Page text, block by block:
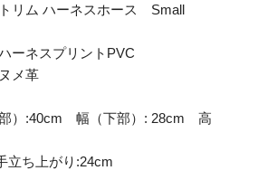
リム ハーネスホース Small
ーネスプリントPVC
革
部）:40cm 幅（下部）: 28cm 高
ち上がり:24cm